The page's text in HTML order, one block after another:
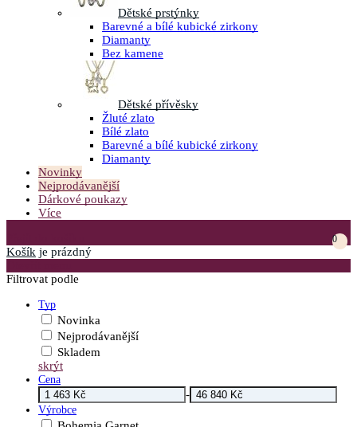
Dětské prstýnky
Barevné a bílé kubické zirkony
Diamanty
Bez kamene
Dětské přívěsky
Žluté zlato
Bílé zlato
Barevné a bílé kubické zirkony
Diamanty
Novinky
Nejprodávanější
Dárkové poukazy
Více
0
Košík je prázdný
Filtrovat podle
Typ
Novinka
Nejprodávanější
Skladem
skrýt
Cena
-
Výrobce